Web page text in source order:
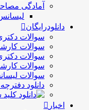
آمادگی
دانلودرایگان
سوالات
سوالات
سوالات
سوالات
سوالات
دانلود
اخبار